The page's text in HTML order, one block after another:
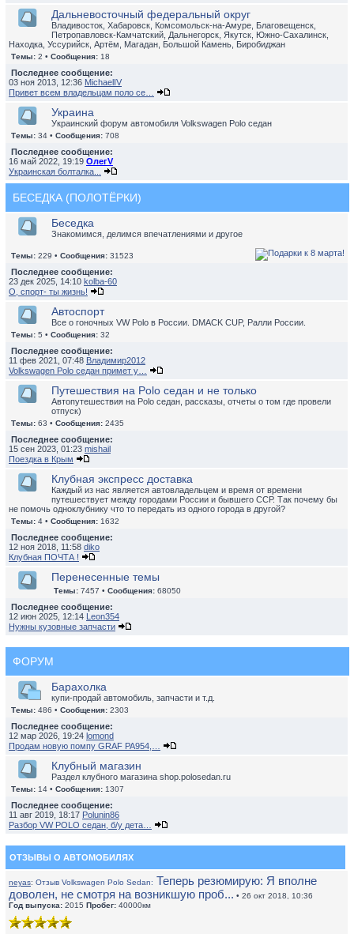
Дальневосточный федеральный округ
Владивосток, Хабаровск, Комсомольск-на-Амуре, Благовещенск,
Петропавловск-Камчатский, Дальнегорск, Якутск, Южно-Сахалинск,
Находка, Уссурийск, Артём, Магадан, Большой Камень, Биробиджан
Темы: 2 • Сообщения: 18
Последнее сообщение:
03 ноя 2013, 12:36 MichaelIV
Привет всем владельцам поло се…
Украина
Украинский форум автомобиля Volkswagen Polo седан
Темы: 34 • Сообщения: 708
Последнее сообщение:
16 май 2022, 19:19 ОлегV
Украинская болталка...
БЕСЕДКА (ПОЛОТЁРКИ)
Беседка
Знакомимся, делимся впечатлениями и другое
Темы: 229 • Сообщения: 31523
Последнее сообщение:
23 дек 2025, 14:10 kolba-60
О, спорт- ты жизнь!
Автоспорт
Все о гоночных VW Polo в России. DMACK CUP, Ралли России.
Темы: 5 • Сообщения: 32
Последнее сообщение:
11 фев 2021, 07:48 Владимир2012
Volkswagen Polo седан примет у…
Путешествия на Polo седан и не только
Автопутешествия на Polo седан, рассказы, отчеты о том где провели
отпуск)
Темы: 63 • Сообщения: 2435
Последнее сообщение:
15 сен 2023, 01:23 mishail
Поездка в Крым
Клубная экспресс доставка
Каждый из нас является автовладельцем и время от времени
путешествует между городами России и бывшего ССР. Так почему бы
не помочь одноклубнику что то передать из одного города в другой?
Темы: 4 • Сообщения: 1632
Последнее сообщение:
12 ноя 2018, 11:58 diko
Клубная ПОЧТА !
Перенесенные темы
Темы: 7457 • Сообщения: 68050
Последнее сообщение:
12 июн 2025, 12:14 Leon354
Нужны кузовные запчасти
ФОРУМ
Барахолка
купи-продай автомобиль, запчасти и т.д.
Темы: 486 • Сообщения: 2303
Последнее сообщение:
12 мар 2026, 19:24 lomond
Продам новую помпу GRAF PA954,…
Клубный магазин
Раздел клубного магазина shop.polosedan.ru
Темы: 14 • Сообщения: 1307
Последнее сообщение:
11 авг 2019, 18:17 Polunin86
Разбор VW POLO седан, б/у дета…
ОТЗЫВЫ О АВТОМОБИЛЯХ
neyas: Отзыв Volkswagen Polo Sedan: Теперь резюмирую: Я вполне
доволен, не смотря на возникшую проб... • 26 окт 2018, 10:36
Год выпуска: 2015 Пробег: 40000км